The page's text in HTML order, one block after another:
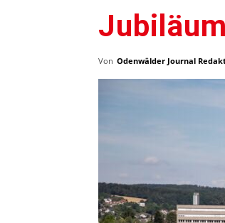
Von Odenwälder Journal